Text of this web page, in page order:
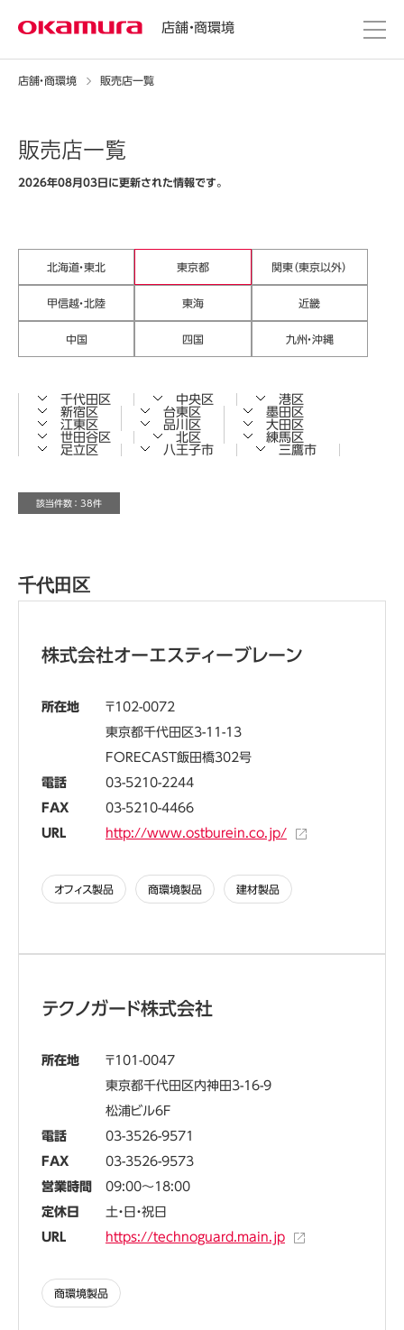
店舗・商環境
店舗・商環境 販売店一覧
販売店一覧
2026年08月03日に更新された情報です。
北海道・東北 東京都 関東（東京以外）
甲信越・北陸 東海 近畿
中国 四国 九州・沖縄
千代田区 中央区
港区
新宿区
台東区
墨田区
江東区
品川区
大田区
世田谷区
北区
練馬区
足立区
八王子市 三鷹市
該当件数 ： 38件
千代田区
株式会社オーエスティーブレーン
所在地
102-0072
東京都千代田区3-11-13
FORECAST飯田橋302号
電話
03-5210-2244
FAX
03-5210-4466
URL
http://www.ostburein.co.jp/
オフィス製品 商環境製品 建材製品
テクノガード株式会社
所在地
101-0047
東京都千代田区内神田3-16-9
松浦ビル6F
電話
03-3526-9571
FAX
03-3526-9573
営業時間
09:00～18:00
定休日
土・日・祝日
URL
https://technoguard.main.jp
商環境製品